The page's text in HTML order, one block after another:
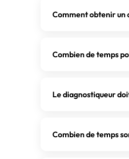
convenir d'un
Comment obtenir un
répondons sous 24h
Combien de temps
Le diagnostiqueur
élec, gaz, termites)
Combien de temps